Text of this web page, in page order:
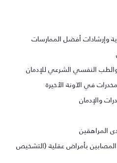
المصابين بأمراض عقلية (التشخيص